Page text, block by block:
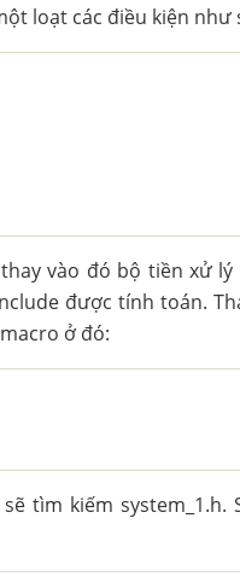
loạt các điều kiện như
vào đó bộ tiền xử lý
được tính toán.
ở đó:
tìm kiếm system_1.h.